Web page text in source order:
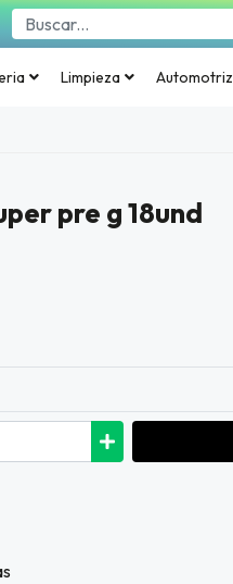
Limpieza Automotriz
pre g 18und